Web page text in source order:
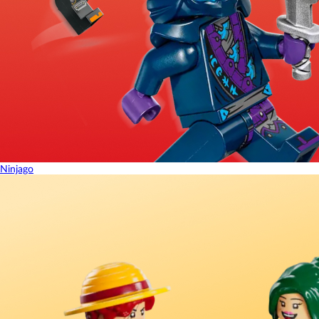
Ninjago